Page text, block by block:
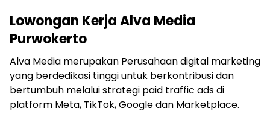
Lowongan Kerja Alva Media
Purwokerto
Alva Media merupakan Perusahaan digital marketing
yang berdedikasi tinggi untuk berkontribusi dan
bertumbuh melalui strategi paid traffic ads di
platform Meta, TikTok, Google dan Marketplace.